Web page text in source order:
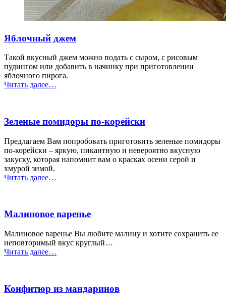
Яблочный джем
Такой вкусный джем можно подать с сыром, с рисовым
пудингом или добавить в начинку при приготовлении
яблочного пирога.
Читать далее“Яблочный
…
Зеленые помидоры по-корейски
Предлагаем Вам попробовать приготовить зеленые помидоры
по-корейски – яркую, пикантную и невероятно вкусную
закуску, которая напомнит вам о красках осени серой и
хмурой зимой.
Читать далее“Зеленые
…
Малиновое варенье
Малиновое варенье Вы любите малину и хотите сохранить ее
неповторимый вкус круглый…
Читать далее“Малиновое
…
Конфитюр из мандаринов